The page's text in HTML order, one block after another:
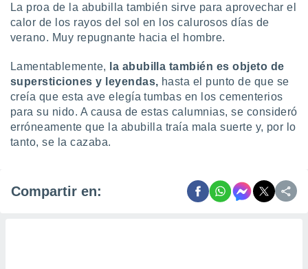
La proa de la abubilla también sirve para aprovechar el
calor de los rayos del sol en los calurosos días de
verano. Muy repugnante hacia el hombre.
Lamentablemente,
la abubilla también es objeto de
supersticiones y leyendas, hasta el punto de que se
creía que esta ave elegía tumbas en los cementerios
para su nido. A causa de estas calumnias, se consideró
erróneamente que la abubilla traía mala suerte y, por lo
tanto, se la cazaba.
Compartir en: